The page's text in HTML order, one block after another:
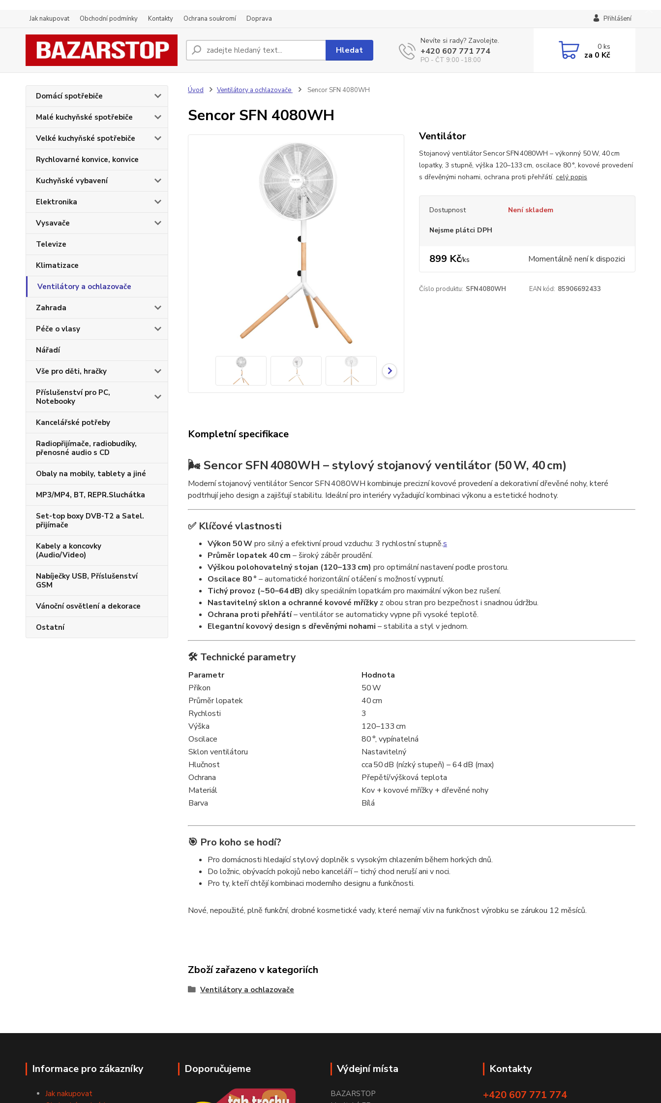
Jak nakupovat Obchodní podmínky Kontakty Ochrana soukromí Doprava Přihlášení
Hledat
Nevíte si rady? Zavolejte.
+420 607 771 774
PO - ČT 9:00 -18:00
0ks
za 0 Kč
Domácí spotřebiče
Malé kuchyňské spotřebiče
Velké kuchyňské spotřebiče
Rychlovarné konvice, konvice
Kuchyňské vybavení
Elektronika
Vysavače
Televize
Klimatizace
Ventilátory a ochlazovače
Zahrada
Péče o vlasy
Nářadí
Vše pro děti, hračky
Příslušenství pro PC,
Notebooky
Kancelářské potřeby
Radiopřijímače, radiobudíky,
přenosné audio s CD
Obaly na mobily, tablety a jiné
MP3/MP4, BT, REPR.Sluchátka
Set-top boxy DVB-T2 a Satel.
přijímače
Kabely a koncovky
(Audio/Video)
Nabíječky USB, Příslušenství
GSM
Vánoční osvětlení a dekorace
Ostatní
Úvod Ventilátory a ochlazovače Sencor SFN 4080WH
Sencor SFN 4080WH
Ventilátor
Stojanový ventilátor Sencor SFN 4080WH – výkonný 50 W, 40 cm
lopatky, 3 stupně, výška 120–133 cm, oscilace 80 °, kovové provedení
s dřevěnými nohami, ochrana proti přehřátí. celý popis
Dostupnost Není skladem
Nejsme plátci DPH
899 Kč/ks Momentálně není k dispozici
Číslo produktu: SFN4080WH EAN kód: 85906692433
Kompletní specifikace
🌬️ Sencor SFN 4080WH – stylový stojanový ventilátor (50 W, 40 cm)
Moderní stojanový ventilátor Sencor SFN 4080WH kombinuje precizní kovové provedení a dekorativní dřevěné nohy, které
podtrhují jeho design a zajišťují stabilitu. Ideální pro interiéry vyžadující kombinaci výkonu a estetické hodnoty.
✅ Klíčové vlastnosti
Výkon 50 Wpro silný a efektivní proud vzduchu: 3 rychlostní stupně.s
Průměr lopatek 40 cm – široký záběr proudění.
Výškou polohovatelný stojan (120–133 cm) pro optimální nastavení podle prostoru.
Oscilace 80 ° – automatické horizontální otáčení s možností vypnutí.
Tichý provoz (~50–64 dB) díky speciálním lopatkám pro maximální výkon bez rušení.
Nastavitelný sklon a ochranné kovové mřížkyz obou stran pro bezpečnost i snadnou údržbu.
Ochrana proti přehřátí– ventilátor se automaticky vypne při vysoké teplotě.
Elegantní kovový design s dřevěnými nohami – stabilita a styl v jednom.
🛠️ Technické parametry
Parametr
Hodnota
Příkon
50 W
Průměr lopatek
40 cm
Rychlosti
3
Výška
120–133 cm
Oscilace
80 °, vypínatelná
Sklon ventilátoru
Nastavitelný
Hlučnost
cca 50 dB (nízký stupeň) – 64 dB (max)
Ochrana
Přepětí/výšková teplota
Materiál
Kov + kovové mřížky + dřevěné nohy
Barva
Bílá
🎯 Pro koho se hodí?
Pro domácnosti hledající stylový doplněk s vysokým chlazením během horkých dnů.
Do ložnic, obývacích pokojů nebo kanceláří – tichý chod neruší ani v noci.
Pro ty, kteří chtějí kombinaci moderního designu a funkčnosti.
Nové, nepoužité, plně funkční, drobné kosmetické vady, které nemají vliv na funkčnost výrobku se zárukou 12 měsíců.
Zboží zařazeno v kategoriích
Ventilátory a ochlazovače
Informace pro zákazníky
Jak nakupovat
Doporučujeme Výdejní místa
BAZARSTOP
Kontakty
+420 607 771 774